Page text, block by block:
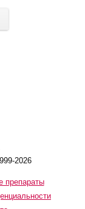
2026
препараты